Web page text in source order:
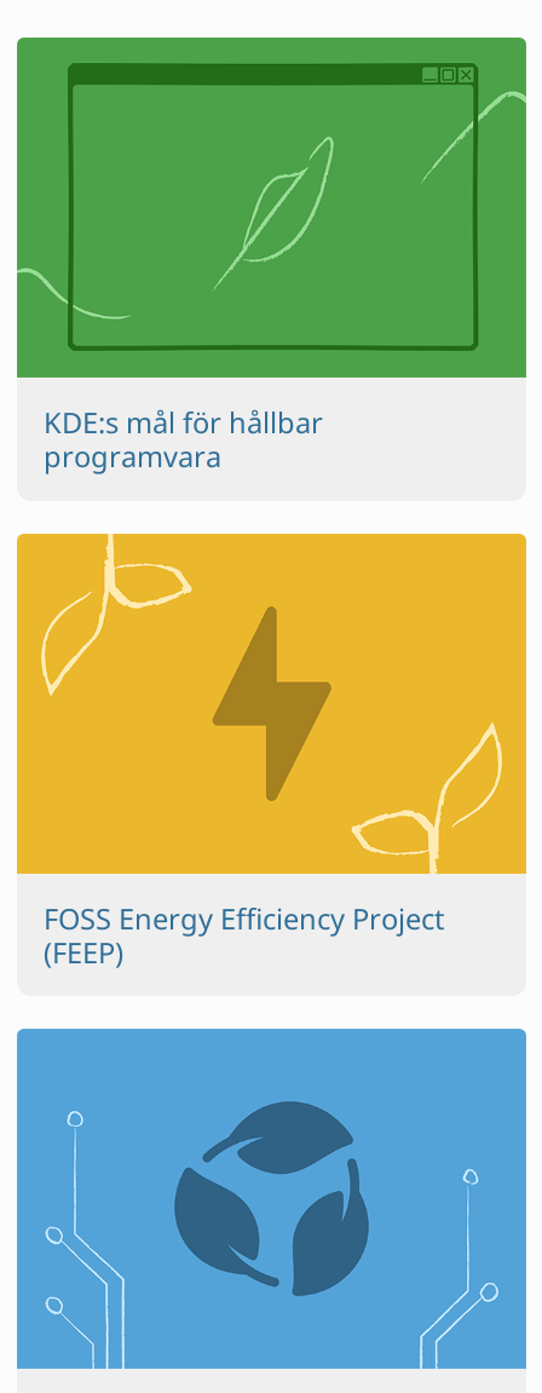
KDE:s mål för hållbar
programvara
FOSS Energy Efficiency Project
(FEEP)